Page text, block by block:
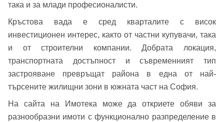
Вход с Google
Вход с Facebook
така и за млади професионалисти.
Кръстова вада е сред кварталите с висок
инвестиционен интерес, както от частни купувачи, така
и от строителни компании. Добрата локация,
транспортната достъпност и съвременният тип
застрояване превръщат района в една от най-
търсените жилищни зони в южната част на София.
На сайта на Имотека може да откриете обяви за
разнообразни имоти с функционално разпределение в
Заяви оглед